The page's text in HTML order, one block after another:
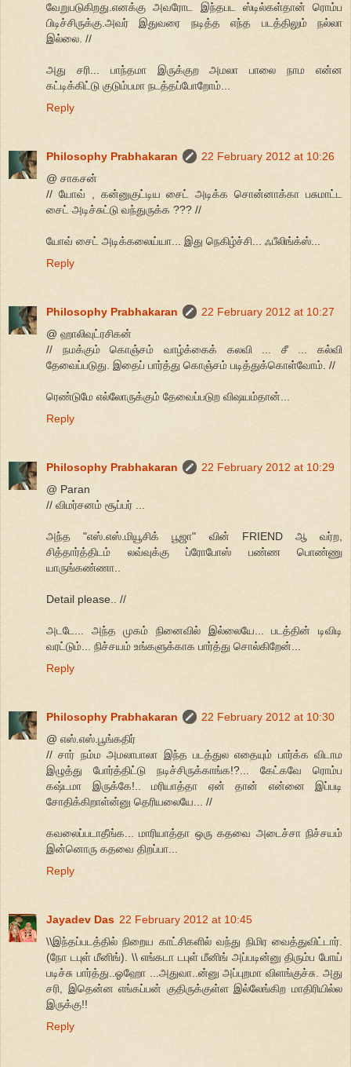
வேறுபடுகிறது.எனக்கு அவரோட இந்தபட ஸ்டில்கள்தான் ரொம்ப
பிடிச்சிருக்கு.அவர் இதுவரை நடித்த எந்த படத்திலும் நல்லா
இல்லை. //
அது சரி... பாந்தமா இருக்குற அமலா பாலை நாம என்ன
கட்டிக்கிட்டு குடும்பமா நடத்தப்போறோம்...
Reply
Philosophy Prabhakaran
22 February 2012 at 10:26
@ சாகசன்
// யோவ் , கன்னுகுட்டிய சைட் அடிக்க சொன்னாக்கா பசுமாட்ட
சைட் அடிச்சுட்டு வந்துருக்க ??? //
யோவ் சைட் அடிக்கலைய்யா... இது நெகிழ்ச்சி... ஃபீலிங்க்ஸ்...
Reply
Philosophy Prabhakaran
22 February 2012 at 10:27
@ ஹாலிவுட்ரசிகன்
// நமக்கும் கொஞ்சம் வாழ்க்கைக் கலவி ... சீ ... கல்வி
தேவைப்படுது. இதைப் பார்த்து கொஞ்சம் படித்துக்கொள்வோம். //
ரெண்டுமே எல்லோருக்கும் தேவைப்படுற விஷயம்தான்...
Reply
Philosophy Prabhakaran
22 February 2012 at 10:29
@ Paran
// விமர்சனம் சூப்பர் ...
அந்த "எஸ்.எஸ்.மியூசிக் பூஜா" வின் FRIEND ஆ வர்ற,
சித்தார்த்திடம் லவ்வுக்கு ப்ரோபோஸ் பண்ண பொண்ணு
யாருங்கண்ணா..
Detail please.. //
அடடே... அந்த முகம் நினைவில் இல்லையே... படத்தின் டிவிடி
வரட்டும்... நிச்சயம் உங்களுக்காக பார்த்து சொல்கிறேன்...
Reply
Philosophy Prabhakaran
22 February 2012 at 10:30
@ எஸ்.எஸ்.பூங்கதிர்
// சார் நம்ம அமலாபாலா இந்த படத்துல எதையும் பார்க்க விடாம
இழுத்து போர்த்திட்டு நடிச்சிருக்காங்க!?... கேட்கவே ரொம்ப
கஷ்டமா இருக்கே!.. மரியாத்தா ஏன் தான் என்னை இப்படி
சோதிக்கிறாள்ன்னு தெரியலையே... //
கவலைப்படாதீங்க... மாரியாத்தா ஒரு கதவை அடைச்சா நிச்சயம்
இன்னொரு கதவை திறப்பா...
Reply
Jayadev Das 22 February 2012 at 10:45
\\இந்தப்படத்தில் நிறைய காட்சிகளில் வந்து நிமிர வைத்துவிட்டார்.
(நோ டபுள் மீனிங்). \\ எங்கடா டபுள் மீனிங் அப்படின்னு திரும்ப போய்
படிச்சு பார்த்து..ஓஹோ ...அதுவா..ன்னு அப்புறமா விளங்குச்சு. அது
சரி, இதென்ன எங்கப்பன் குதிருக்குள்ள இல்லேங்கிற மாதிரியில்ல
இருக்கு!!
Reply